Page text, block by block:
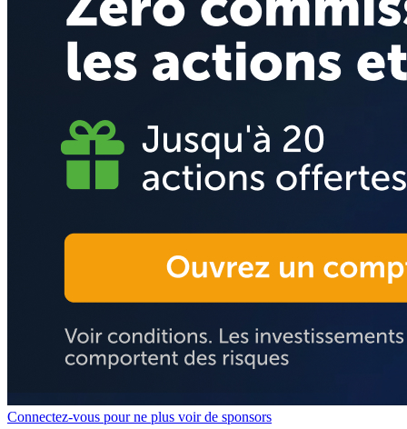
Connectez-vous pour ne plus voir de sponsors